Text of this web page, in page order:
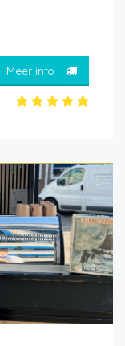
Meer info